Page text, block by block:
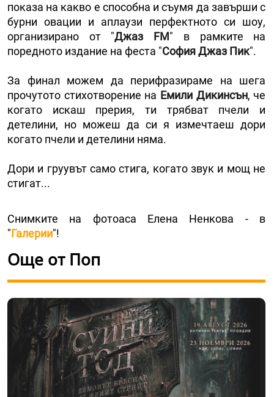
показа на какво е способна и съумя да завърши с
бурни овации и аплаузи перфектното си шоу,
организирано от "Джаз FM" в рамките на
поредното издание на феста "София Джаз Пик".
За финал можем да перифразираме на шега
прочутото стихотворение на Емили Дикинсън, че
когато искаш прерия, ти трябват пчели и
детелини, но можеш да си я измечтаеш дори
когато пчели и детелини няма.
Дори и груувът само стига, когато звук и мощ не
стигат...
Снимките на фотоаса Елена Ненкова - в
"Галерии"!
Още от Поп